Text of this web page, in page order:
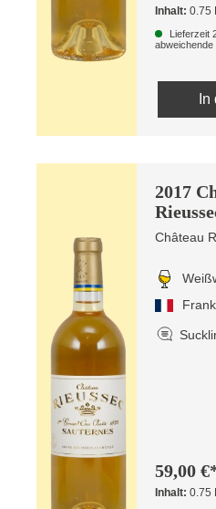
Inhalt:0.75
Lieferzeit
abweichende
2017
Château
59,00
Inhalt:0.75